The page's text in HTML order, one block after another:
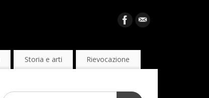
Storia e arti Rievocazione